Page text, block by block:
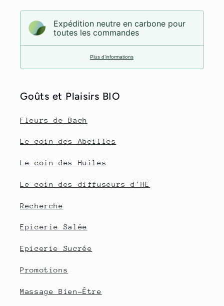
Expédition neutre en carbone pour
toutes les commandes
Plus d’informations
Goûts et Plaisirs BIO
Fleurs de Bach
Le coin des Abeilles
Le coin des Huiles
Le coin des diffuseurs d'HE
Recherche
Epicerie Salée
Epicerie Sucrée
Promotions
Massage Bien-Être